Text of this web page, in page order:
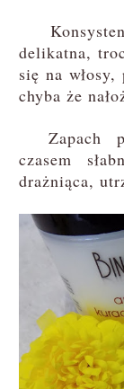
delikatna,
się na
chyba że
Zapach
czasem
drażniąca,